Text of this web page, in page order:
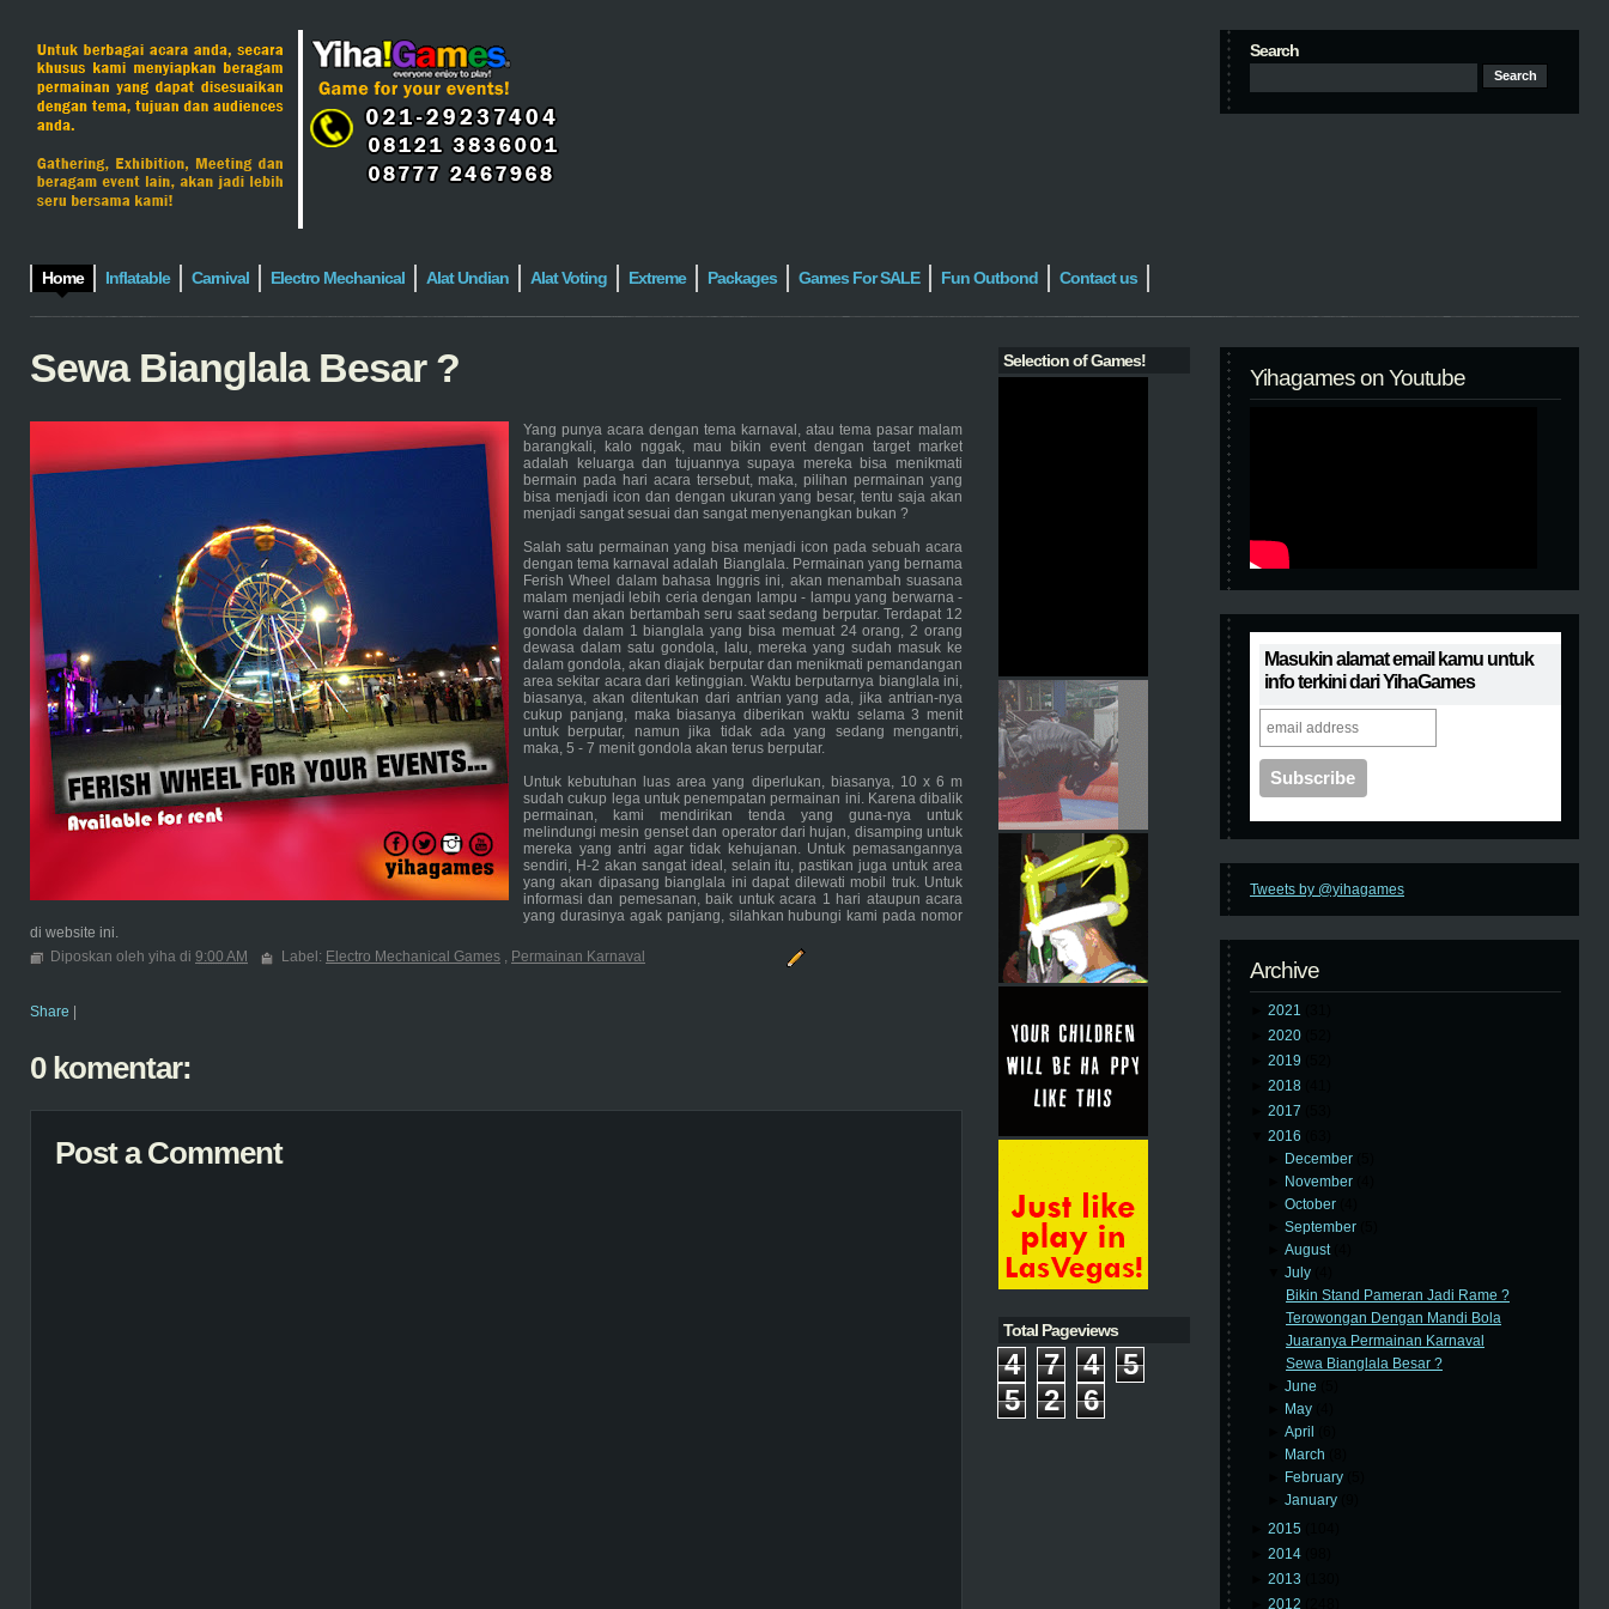
Search
Home Inflatable Carnival Electro Mechanical Alat Undian Alat Voting Extreme Packages Games For SALE Fun Outbond Contact us
Selection of Games!
Total Pageviews
4 7 4
5
5
2 6
Yihagames on Youtube
Masukin alamat email kamu untuk
info terkini dari YihaGames
Tweets by @yihagames
Archive
2021
2020
2019
2018
2017
2016
December
November
►October
►September
►August
▼July
Bikin Stand Pameran Jadi Rame ?
Terowongan Dengan Mandi Bola
Juaranya Permainan Karnaval
Sewa Bianglala Besar ?
►June
May
►April
March
February
►January
2015
2014
2013
2012
Sewa Bianglala Besar ?
Yang punya acara dengan tema karnaval, atau tema pasar malam
barangkali, kalo nggak, mau bikin event dengan target market
adalah keluarga dan tujuannya supaya mereka bisa menikmati
bermain pada hari acara tersebut, maka, pilihan permainan yang
bisa menjadi icon dan dengan ukuran yang besar, tentu saja akan
menjadi sangat sesuai dan sangat menyenangkan bukan ?
Salah satu permainan yang bisa menjadi icon pada sebuah acara
dengan tema karnaval adalah Bianglala. Permainan yang bernama
Ferish Wheel dalam bahasa Inggris ini, akan menambah suasana
malam menjadi lebih ceria dengan lampu - lampu yang berwarna -
warni dan akan bertambah seru saat sedang berputar. Terdapat 12
gondola dalam 1 bianglala yang bisa memuat 24 orang, 2 orang
dewasa dalam satu gondola, lalu, mereka yang sudah masuk ke
dalam gondola, akan diajak berputar dan menikmati pemandangan
area sekitar acara dari ketinggian. Waktu berputarnya bianglala ini,
biasanya, akan ditentukan dari antrian yang ada, jika antrian-nya
cukup panjang, maka biasanya diberikan waktu selama 3 menit
untuk berputar, namun jika tidak ada yang sedang mengantri,
maka, 5 - 7 menit gondola akan terus berputar.
Untuk kebutuhan luas area yang diperlukan, biasanya, 10 x 6 m
sudah cukup lega untuk penempatan permainan ini. Karena dibalik
permainan, kami mendirikan tenda yang guna-nya untuk
melindungi mesin genset dan operator dari hujan, disamping untuk
mereka yang antri agar tidak kehujanan. Untuk pemasangannya
sendiri, H-2 akan sangat ideal, selain itu, pastikan juga untuk area
yang akan dipasang bianglala ini dapat dilewati mobil truk. Untuk
informasi dan pemesanan, baik untuk acara 1 hari ataupun acara
yang durasinya agak panjang, silahkan hubungi kami pada nomor
di website ini.
Diposkan oleh yiha di 9:00 AM Label: Electro Mechanical Games , Permainan Karnaval
Share
0 komentar:
Post a Comment